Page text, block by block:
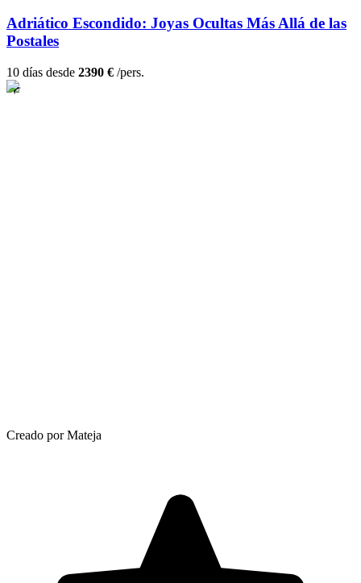
Adriático Escondido: Joyas Ocultas Más Allá de las
Postales
10 días desde 2390 € /pers.
Creado por Mateja